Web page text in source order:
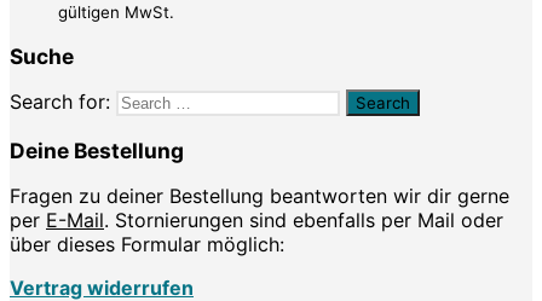
gültigen MwSt.
Suche
Search for:
Deine Bestellung
Fragen zu deiner Bestellung beantworten wir dir gerne
per E-Mail. Stornierungen sind ebenfalls per Mail oder
über dieses Formular möglich:
Vertrag widerrufen